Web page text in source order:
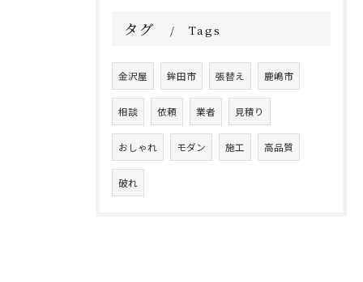
タグ Tags
金沢屋 鉾田市 張替え 鹿嶋市
相談 依頼 業者 見積り
おしゃれ モダン 施工 高品質
破れ